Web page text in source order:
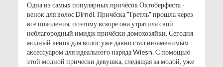
Одна из самых популярных причёсок Октоберфеста -
венок для волос Dirndl. Причёска "Гретль" прошла через
все поколения, поэтому вскоре она утратила свой
неблагородный имидж причёски домохозяйки. Сегодня
модный венок для волос уже давно стал незаменимым
аксессуаром для идеального наряда Wiesn. С помощью
этой модной прически девушка, следящая за модой, уже